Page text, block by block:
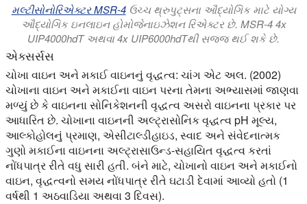
મલ્ટીસોનોરિએક્ટર MSR-4ઉચ્ચ થ્રુપુટ્સના ઔદ્યોગિક માટે યોગ્ય
ઔદ્યોગિક ઇનલાઇન હોમોજેનાઇઝેશન રિએક્ટર છે. MSR-4 4x
UIP4000hdT અથવા 4x UIP6000hdTથી સજ્જ થઈ શકે છે.
એક્સર્સસ
ચોખા વાઇન અને મકાઈ વાઇનનું વૃદ્ધત્વ: ચાંગ એટ અલ. (2002)
ચોખાના વાઇન અને મકાઈના વાઇન પરના તેમના અભ્યાસમાં જાણવા
મળ્યું છે કે વાઇનના સોનિકેશનની વૃદ્ધત્વ અસરો વાઇનના પ્રકાર પર
આધારિત છે. ચોખાના વાઇનની અલ્ટ્રાસોનિક વૃદ્ધત્વ pH મૂલ્ય,
આલ્કોહોલનું પ્રમાણ, એસીટાલ્ડીહાઇડ, સ્વાદ અને સંવેદનાત્મક
ગુણો મકાઈના વાઇનના અલ્ટ્રાસાઉન્ડ-સહાયિત વૃદ્ધત્વ કરતાં
નોંધપાત્ર રીતે વધુ સારી હતી. બંને માટે, ચોખાનો વાઇન અને મકાઈનો
વાઇન, વૃદ્ધત્વનો સમય નોંધપાત્ર રીતે ઘટાડી દેવામાં આવ્યો હતો (1
વર્ષથી 1 અઠવાડિયા અથવા 3 દિવસ).